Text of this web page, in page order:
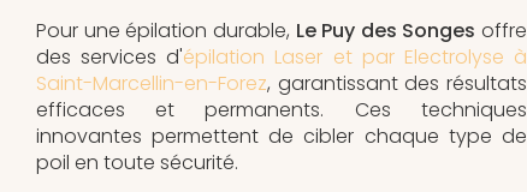
Pour une épilation durable, Le Puy des Songes offre
des services d'épilation Laser et par Electrolyse à
Saint-Marcellin-en-Forez, garantissant des résultats
efficaces et permanents. Ces techniques
innovantes permettent de cibler chaque type de
poil en toute sécurité.